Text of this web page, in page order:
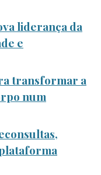
liderança da
e
transformar a
num